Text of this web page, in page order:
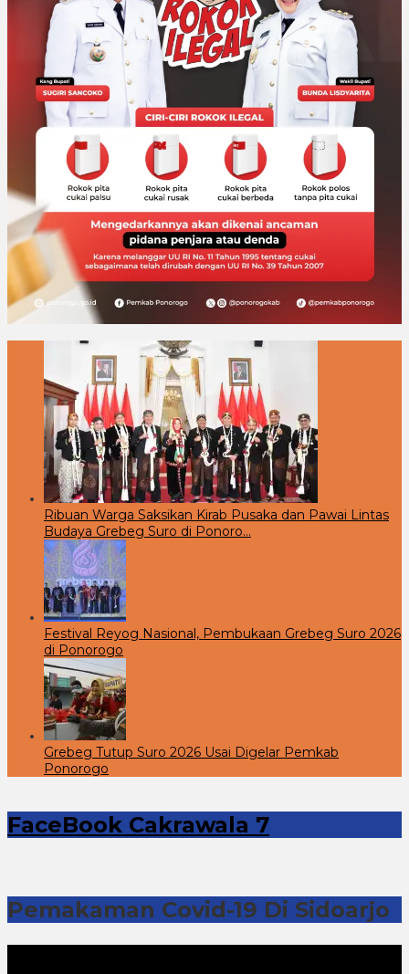
Ribuan Warga Saksikan Kirab Pusaka dan Pawai Lintas
Budaya Grebeg Suro di Ponoro…
Festival Reyog Nasional, Pembukaan Grebeg Suro 2026
di Ponorogo
Grebeg Tutup Suro 2026 Usai Digelar Pemkab
Ponorogo
FaceBook Cakrawala 7
Pemakaman Covid-19 Di Sidoarjo